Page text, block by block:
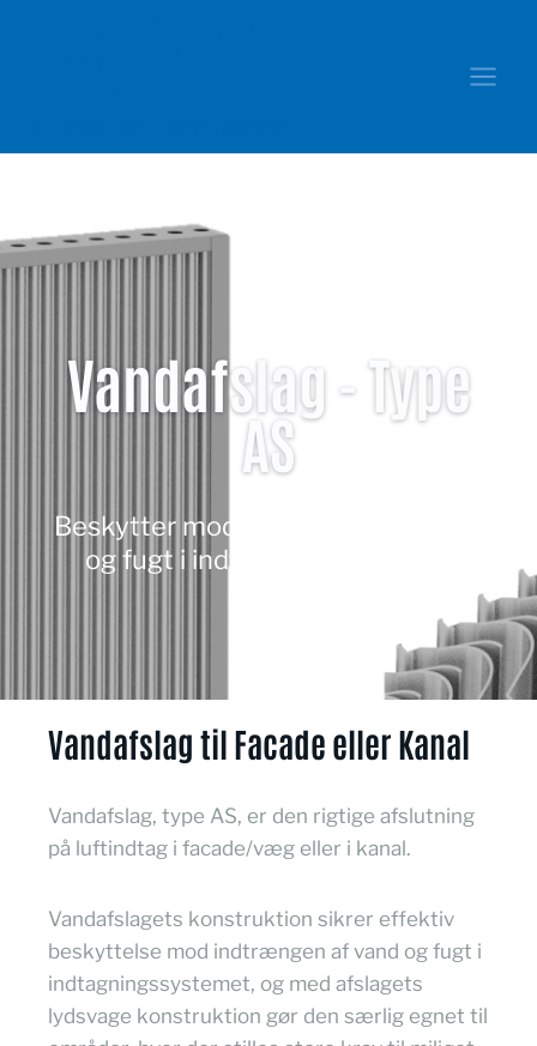
Vandafslag - Type
AS
Beskytter mod indtrængen af vand
og fugt i indtagningssystemer
Vandafslag til Facade eller Kanal
Vandafslag, type AS, er den rigtige afslutning
på luftindtag i facade/væg eller i kanal.
Vandafslagets konstruktion sikrer effektiv
beskyttelse mod indtrængen af vand og fugt i
indtagningssystemet, og med afslagets
lydsvage konstruktion gør den særlig egnet til